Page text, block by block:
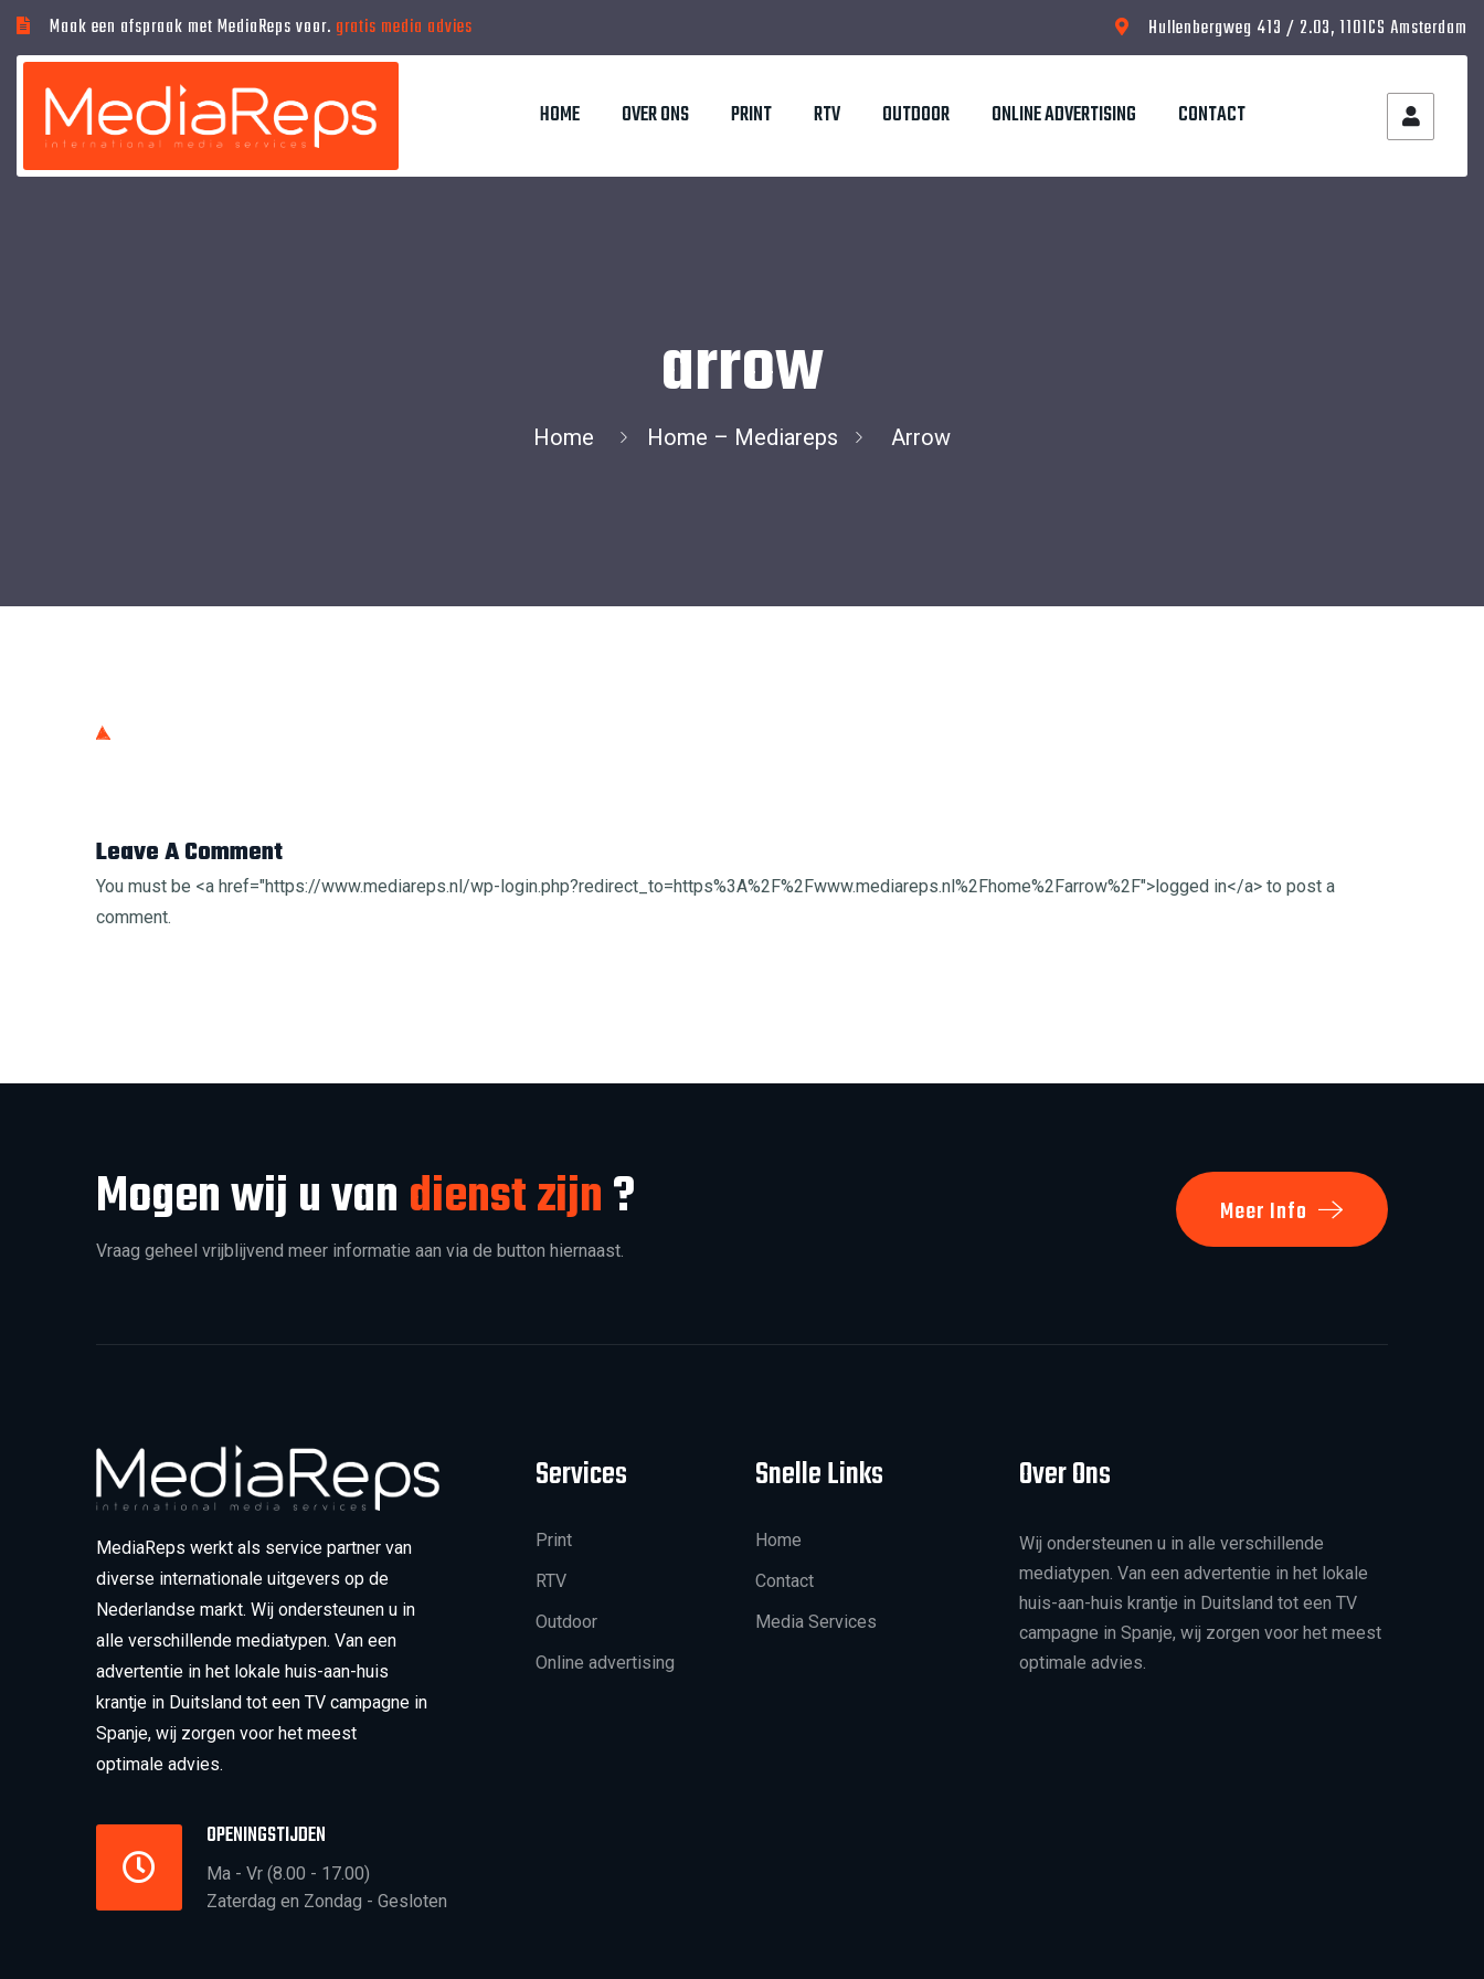
Maak een afspraak met MediaReps voor. gratis media advies Hullenbergweg 413 / 2.03, 1101CS Amsterdam
HOME OVER ONS PRINT RTV OUTDOOR ONLINE ADVERTISING CONTACT
arrow
Home Home – Mediareps Arrow
Leave A Comment
You must be <a href="https://www.mediareps.nl/wp-login.php?redirect_to=https%3A%2F%2Fwww.mediareps.nl%2Fhome%2Farrow%2F">logged in</a> to post a
comment.
Mogen wij u vandienst zijn?
Vraag geheel vrijblijvend meer informatie aan via de button hiernaast.
Meer Info
MediaReps werkt als service partner van
diverse internationale uitgevers op de
Nederlandse markt. Wij ondersteunen u in
alle verschillende mediatypen. Van een
advertentie in het lokale huis-aan-huis
krantje in Duitsland tot een TV campagne in
Spanje, wij zorgen voor het meest
optimale advies.
OPENINGSTIJDEN
Ma - Vr (8.00 - 17.00)
Zaterdag en Zondag - Gesloten
Services
Print
RTV
Outdoor
Online advertising
Snelle Links
Home
Contact
Media Services
Over Ons
Wij ondersteunen u in alle verschillende
mediatypen. Van een advertentie in het lokale
huis-aan-huis krantje in Duitsland tot een TV
campagne in Spanje, wij zorgen voor het meest
optimale advies.